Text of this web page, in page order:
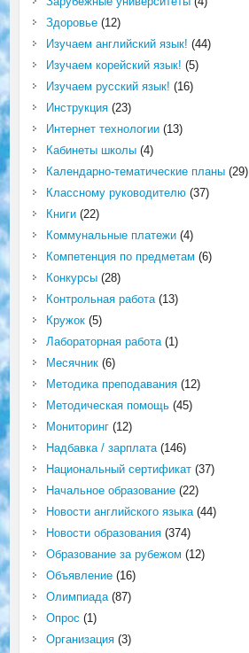
Здоровье(12)
Изучаем английский язык! (44)
Изучаем корейский язык! (5)
Изучаем русский язык! (16)
Инструкция(23)
Интернет технологии(13)
Кабинеты школы(4)
Календарно-тематические планы(29)
Классному руководителю(37)
Книги(22)
Коммунальные платежи(4)
Компетенция по предметам (6)
Конкурсы(28)
Контрольная работа(13)
Кружок(5)
Лабораторная работа(1)
Месячник(6)
Методика преподавания(12)
Методическая помощь(45)
Мониторинг(12)
Надбавка / зарплата(146)
Национальный сертификат(37)
Начальное образование(22)
Новости английского языка(44)
Новости образования(374)
Образование за рубежом (12)
Объявление(16)
Олимпиада(87)
Опрос (1)
Организация(3)